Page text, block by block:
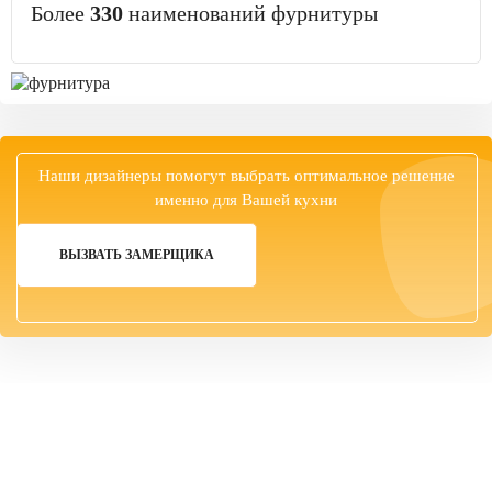
Более 330 наименований фурнитуры
Наши дизайнеры помогут выбрать оптимальное решение
именно для Вашей кухни
ВЫЗВАТЬ ЗАМЕРЩИКА